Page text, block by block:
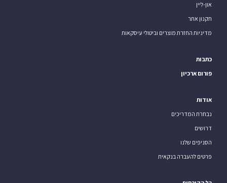
און-ליין
תקנון אתר
מדיניות החזרת מוצרים וביטולי עיסקאות
כתבות
פורום ארכיון
אודות
נבחרת המדריכים
דרושים
הסניפים שלנו
פרטים להעברה בנקאית